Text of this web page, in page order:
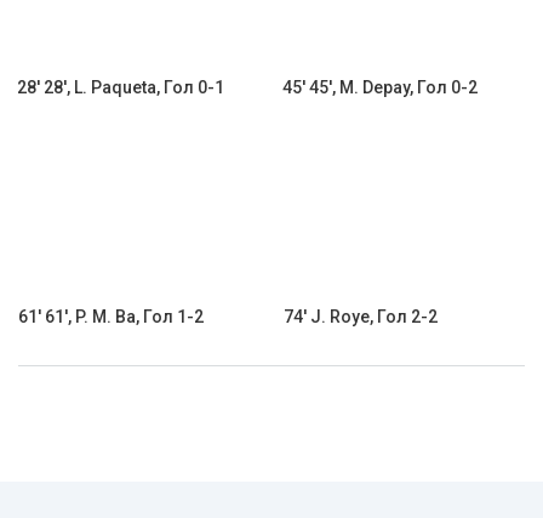
28' 28', L. Paqueta, Гол 0-1 45' 45', M. Depay, Гол 0-2
61' 61', P. M. Ba, Гол 1-2 74' J. Roye, Гол 2-2